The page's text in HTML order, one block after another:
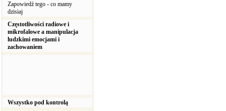
Zapowiedź tego - co mamy
dzisiaj
Częstotliwości radiowe i
mikrofalowe a manipulacja
ludzkimi emocjami i
zachowaniem
Wszystko pod kontrolą